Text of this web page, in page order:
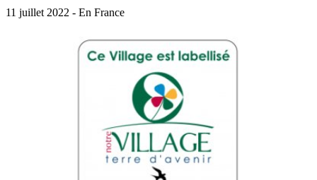
11 juillet 2022 - En France